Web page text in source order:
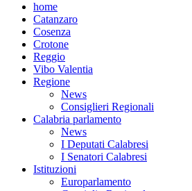
home
Catanzaro
Cosenza
Crotone
Reggio
Vibo Valentia
Regione
News
Consiglieri Regionali
Calabria parlamento
News
I Deputati Calabresi
I Senatori Calabresi
Istituzioni
Europarlamento